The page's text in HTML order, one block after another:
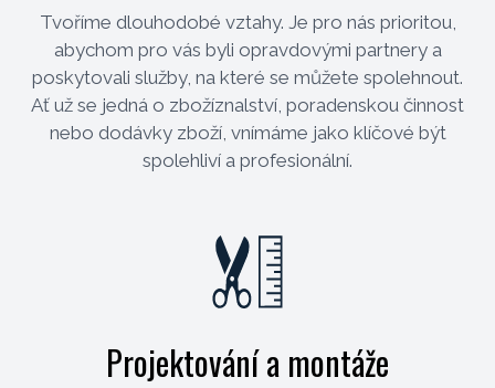
Tvoříme dlouhodobé vztahy. Je pro nás prioritou,
abychom pro vás byli opravdovými partnery a
poskytovali služby, na které se můžete spolehnout.
Ať už se jedná o zbožíznalství, poradenskou činnost
nebo dodávky zboží, vnímáme jako klíčové být
spolehliví a profesionální.
Projektování a montáže